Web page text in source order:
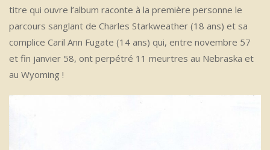
titre qui ouvre l’album raconte à la première personne le
parcours sanglant de Charles Starkweather (18 ans) et sa
complice Caril Ann Fugate (14 ans) qui, entre novembre 57
et fin janvier 58, ont perpétré 11 meurtres au Nebraska et
au Wyoming !